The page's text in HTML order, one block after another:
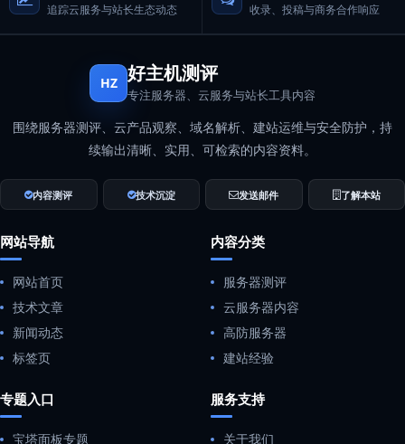
追踪云服务与站长生态动态 收录、投稿与商务合作响应
HZ 好主机测评
专注服务器、云服务与站长工具内容
围绕服务器测评、云产品观察、域名解析、建站运维与安全防护，持
续输出清晰、实用、可检索的内容资料。
内容测评 技术沉淀 发送邮件 了解本站
网站导航
网站首页
技术文章
新闻动态
标签页
内容分类
服务器测评
云服务器内容
高防服务器
建站经验
专题入口
宝塔面板专题
服务支持
关于我们